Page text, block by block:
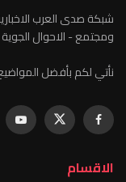
شبكة صدى العرب
ومجتمع - الاحوال
نأتي لكم بأفضل
الاقسام